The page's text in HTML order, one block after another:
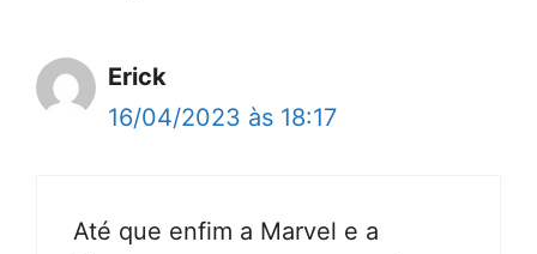
Erick
16/04/2023 às 18:17
Até que enfim a Marvel e a